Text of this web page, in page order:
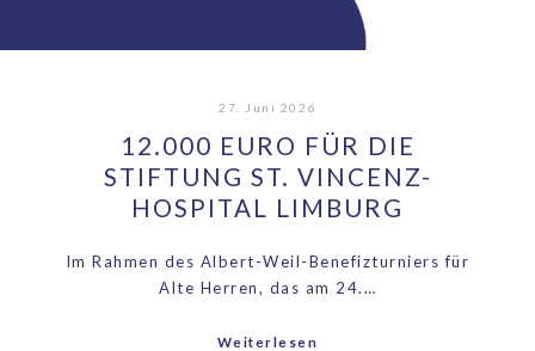
27. Juni 2026
12.000 EURO FÜR DIE
STIFTUNG ST. VINCENZ-
HOSPITAL LIMBURG
Im Rahmen des Albert-Weil-Benefizturniers für
Alte Herren, das am 24.…
Weiterlesen